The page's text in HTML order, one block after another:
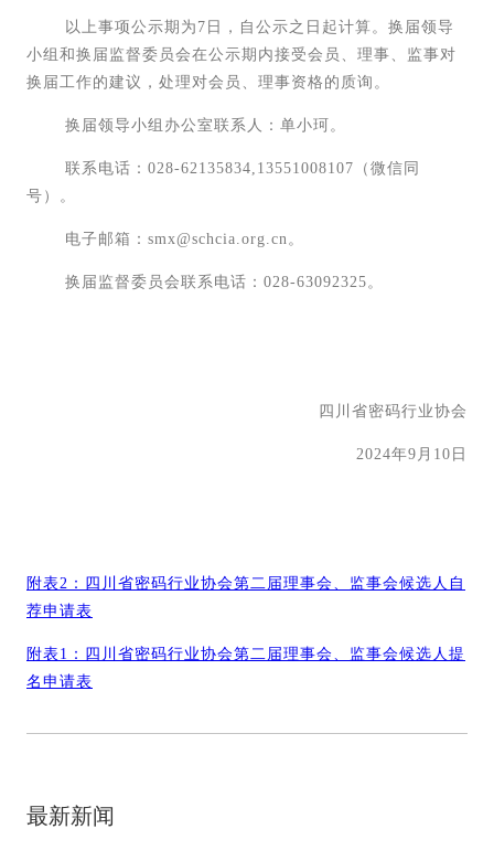
以上事项公示期为7日，自公示之日起计算。换届领导
小组和换届监督委员会在公示期内接受会员、理事、监事对
换届工作的建议，处理对会员、理事资格的质询。
换届领导小组办公室联系人：单小珂。
联系电话：028-62135834,13551008107（微信同
号）。
电子邮箱：smx@schcia.org.cn。
换届监督委员会联系电话：028-63092325。
四川省密码行业协会
2024年9月10日
附表2：四川省密码行业协会第二届理事会、监事会候选人自
荐申请表
附表1：四川省密码行业协会第二届理事会、监事会候选人提
名申请表
最新新闻